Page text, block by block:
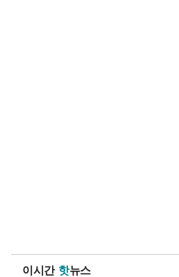
이시간 핫뉴스